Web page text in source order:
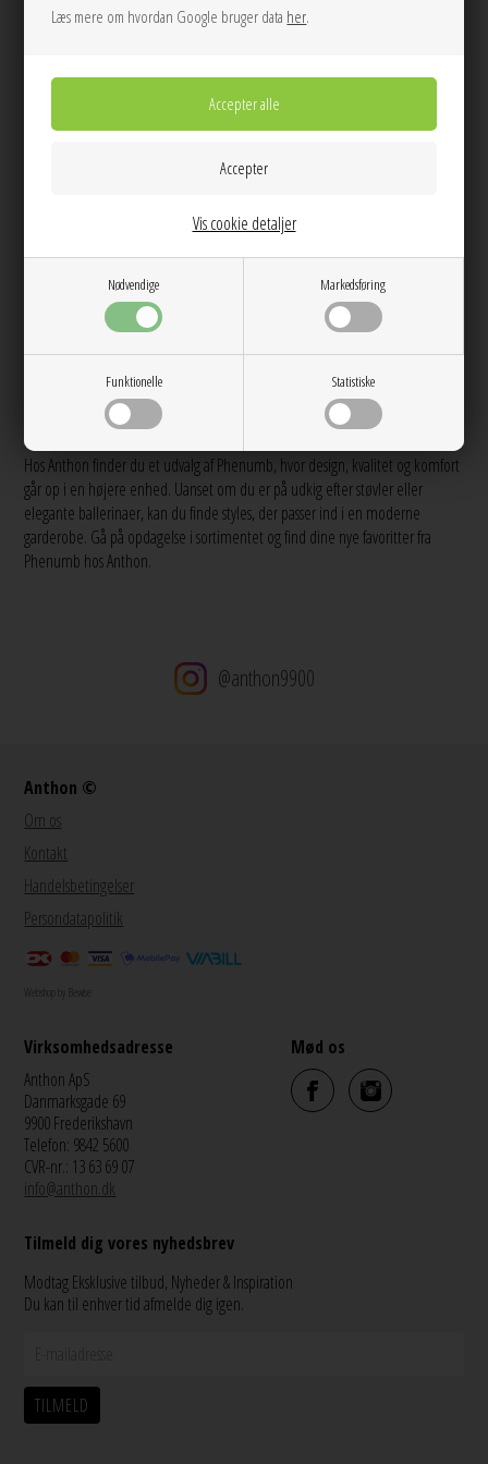
Læs mere om hvordan Google bruger data her.
Nødvendige Markedsføring
Funktionelle Statistiske
Vis cookie detaljer
Støvler der giver outfittet karakter
markant og stilfuldt udtryk. De fungerer perfekt til både hverdagslooks og
mere gennemførte outfits, hvor du ønsker et element med kant. Støvler kan
styles med alt fra bukser og jeans til feminine kjoler eller nederdele, hvor
kontrasten mellem det rå og det elegante skaber et moderne look. Det gør
dem til et alsidigt valg i garderoben, som kan bruges sæson efter sæson.
Let elegance med ballerinaer
Ballerinaerer et oplagt valg, når du ønsker et mere let og feminint udtryk.
De passer perfekt til forår og sommer, hvor garderoben ofte består af lettere
styles og mere afslappede outfits. Sammen med kjoler, nederdele eller
bukser giver ballerinaer et stilrent og elegant look, der både fungerer til
hverdag, arbejde og mere formelle anledninger. De enkle designs gør dem
nemme at kombinere med mange forskellige styles.
Shop Phenumb hos Anthon
Hos Anthon finder du et udvalg af Phenumb, hvor design, kvalitet og komfort
går op i en højere enhed. Uanset om du er på udkig efter støvler eller
elegante ballerinaer, kan du finde styles, der passer ind i en moderne
garderobe. Gå på opdagelse i sortimentet og find dine nye favoritter fra
Phenumb hos Anthon.
@anthon9900
Anthon ©
Om os
Kontakt
Handelsbetingelser
Persondatapolitik
Webshop by Bewise
Virksomhedsadresse
Anthon ApS
Danmarksgade 69
9900 Frederikshavn
Telefon: 9842 5600
CVR-nr.: 13 63 69 07
info@anthon.dk
Mød os
Tilmeld dig vores nyhedsbrev
Modtag Eksklusive tilbud, Nyheder & Inspiration
Du kan til enhver tid afmelde dig igen.